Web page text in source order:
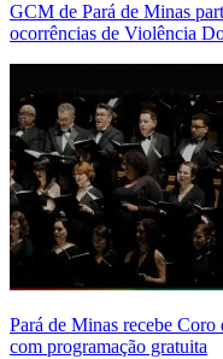
GCM de Pará de Minas
ocorrências de Violência
Pará de Minas recebe Coro
com programação gratuita